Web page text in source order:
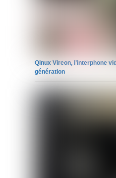
Qinux Vireon, l’interphone
génération